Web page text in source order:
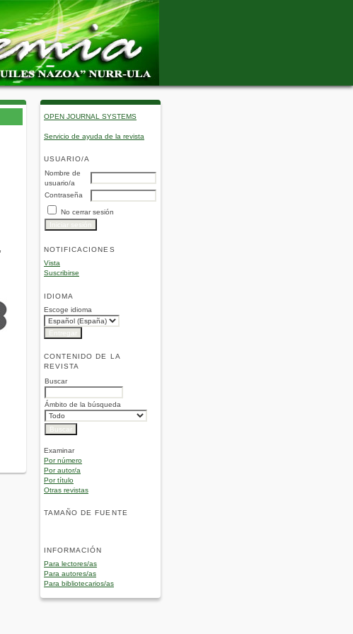
OPEN JOURNAL SYSTEMS
Servicio de ayuda de la revista
USUARIO/A
Nombre de
usuario/a
Contraseña
No cerrar sesión
NOTIFICACIONES
Vista
Suscribirse
IDIOMA
Escoge idioma
CONTENIDO DE LA
REVISTA
Buscar
Ámbito de la búsqueda
Examinar
Por número
Por autor/a
Por título
Otras revistas
TAMAÑO DE FUENTE
INFORMACIÓN
Para lectores/as
Para autores/as
Para bibliotecarios/as